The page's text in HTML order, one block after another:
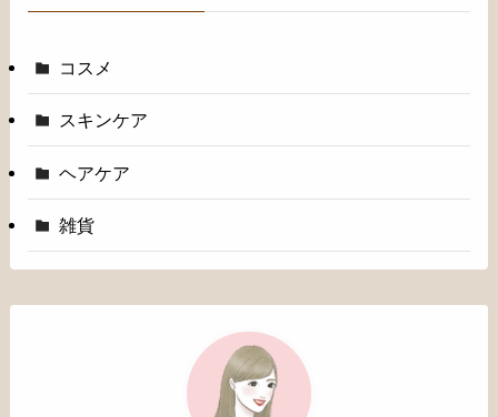
コスメ
スキンケア
ヘアケア
雑貨